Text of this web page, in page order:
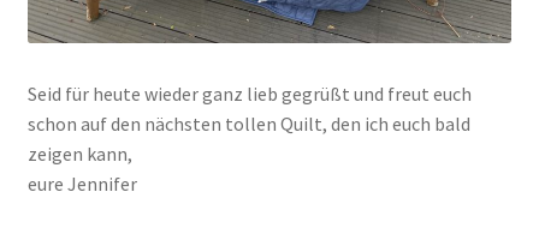
Seid für heute wieder ganz lieb gegrüßt und freut euch
schon auf den nächsten tollen Quilt, den ich euch bald
zeigen kann,
eure Jennifer